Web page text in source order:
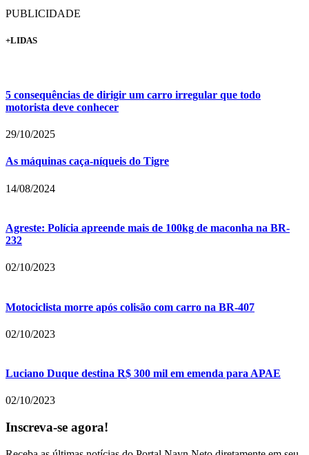
PUBLICIDADE
+LIDAS
5 consequências de dirigir um carro irregular que todo
motorista deve conhecer
29/10/2025
As máquinas caça-níqueis do Tigre
14/08/2024
Agreste: Polícia apreende mais de 100kg de maconha na BR-
232
02/10/2023
Motociclista morre após colisão com carro na BR-407
02/10/2023
Luciano Duque destina R$ 300 mil em emenda para APAE
02/10/2023
Inscreva-se agora!